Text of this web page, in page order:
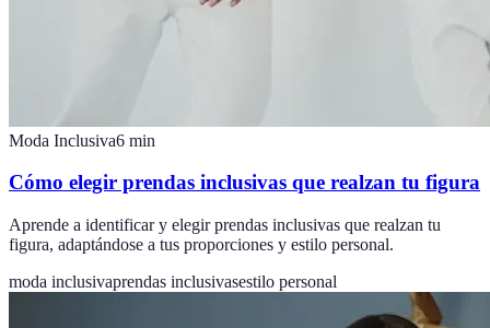
Moda Inclusiva6 min
Cómo elegir prendas inclusivas que realzan tu figura
Aprende a identificar y elegir prendas inclusivas que realzan tu
figura, adaptándose a tus proporciones y estilo personal.
moda inclusivaprendas inclusivasestilo personal